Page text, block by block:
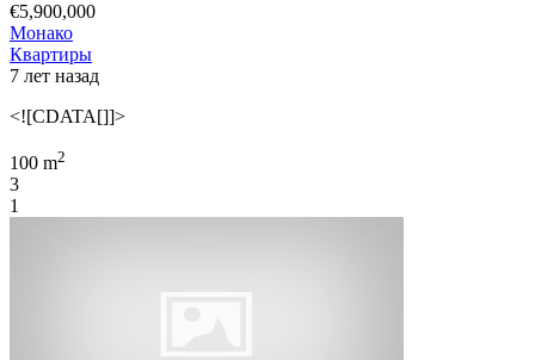
€5,900,000
Монако
Квартиры
7 лет назад
<![CDATA[]]>
100 m2
3
1